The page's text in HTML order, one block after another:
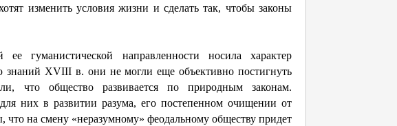
изменить условия жизни и сделать так, чтобы законы
гуманистической направленности носила характер
знаний XVIII в. они не могли еще объективно постигнуть
что общество развивается по природным законам.
них в развитии разума, его постепенном очищении от
что на смену «неразумному» феодальному обществу придет